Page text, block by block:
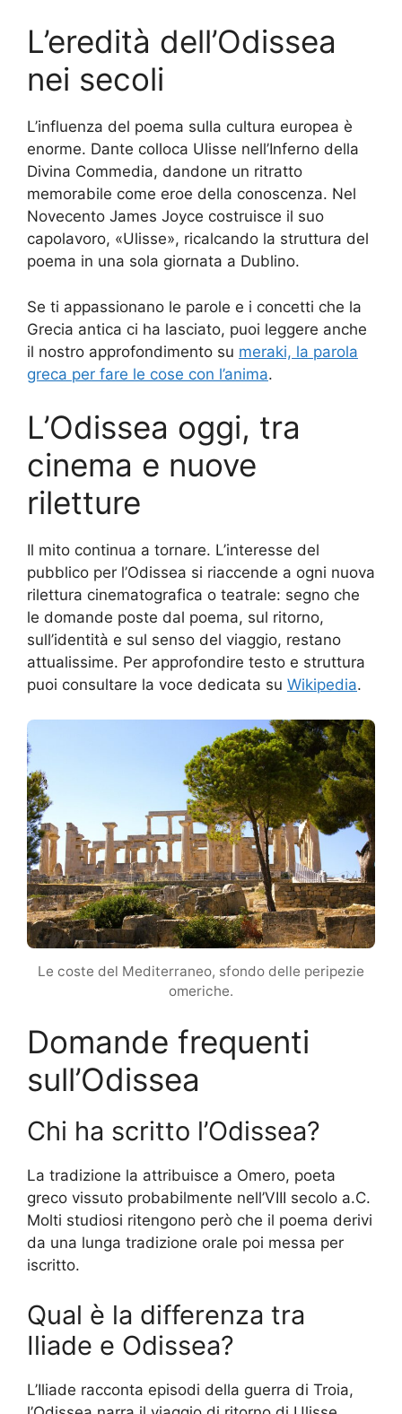
L’eredità dell’Odissea
nei secoli
L’influenza del poema sulla cultura europea è
enorme. Dante colloca Ulisse nell’Inferno della
Divina Commedia, dandone un ritratto
memorabile come eroe della conoscenza. Nel
Novecento James Joyce costruisce il suo
capolavoro, «Ulisse», ricalcando la struttura del
poema in una sola giornata a Dublino.
Se ti appassionano le parole e i concetti che la
Grecia antica ci ha lasciato, puoi leggere anche
il nostro approfondimento su meraki, la parola
greca per fare le cose con l’anima.
L’Odissea oggi, tra
cinema e nuove
riletture
Il mito continua a tornare. L’interesse del
pubblico per l’Odissea si riaccende a ogni nuova
rilettura cinematografica o teatrale: segno che
le domande poste dal poema, sul ritorno,
sull’identità e sul senso del viaggio, restano
attualissime. Per approfondire testo e struttura
puoi consultare la voce dedicata su Wikipedia.
Le coste del Mediterraneo, sfondo delle peripezie
omeriche.
Domande frequenti
sull’Odissea
Chi ha scritto l’Odissea?
La tradizione la attribuisce a Omero, poeta
greco vissuto probabilmente nell’VIII secolo a.C.
Molti studiosi ritengono però che il poema derivi
da una lunga tradizione orale poi messa per
iscritto.
Qual è la differenza tra
Iliade e Odissea?
L’Iliade racconta episodi della guerra di Troia,